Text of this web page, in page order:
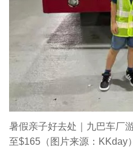
暑假亲子好去处｜九巴车厂
至$165（图片来源：KKday）